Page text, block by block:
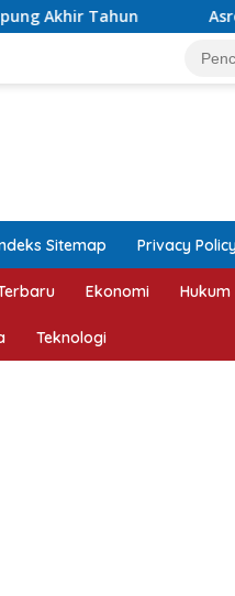
Asrori Terpilih Lagi Ketua
Sitemap Privacy
Ekonomi
Teknologi